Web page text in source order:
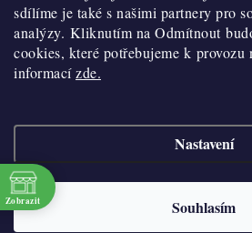
sdílíme je také s našimi partnery pro
analýzy. Kliknutím na Odmítnout
cookies, které potřebujeme k provozu
informacízde.
Nastavení
Souhlasím
Blog
Moje objednávka
Kontakty
Reklamace a vratky
Výdejní místa
Velkoobchod
Vytvořil Shoptet
Copyright 2026
cookies
Zobrazit